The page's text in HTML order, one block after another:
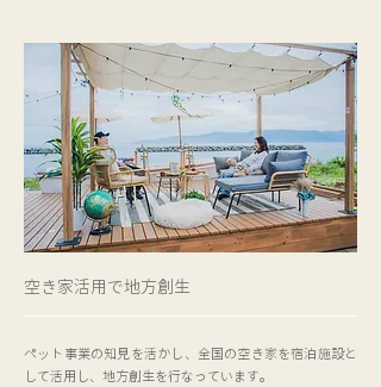
空き家活用で地方創生
ペット事業の知見を活かし、全国の空き家を宿泊施設と
して活用し、地方創生を行なっています。